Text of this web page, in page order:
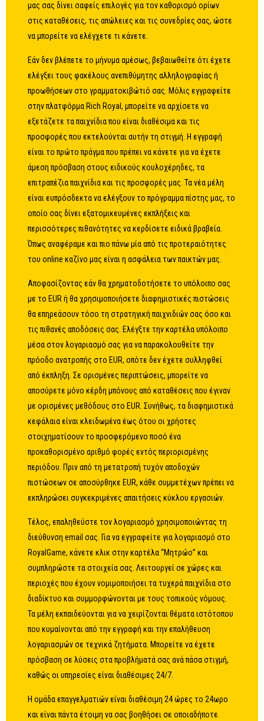
μας σας δίνει σαφείς επιλογές για τον καθορισμό ορίων
στις καταθέσεις, τις απώλειες και τις συνεδρίες σας, ώστε
να μπορείτε να ελέγχετε τι κάνετε.
Εάν δεν βλέπετε το μήνυμα αμέσως, βεβαιωθείτε ότι έχετε
ελέγξει τους φακέλους ανεπιθύμητης αλληλογραφίας ή
προωθήσεων στο γραμματοκιβώτιό σας. Μόλις εγγραφείτε
στην πλατφόρμα Rich Royal, μπορείτε να αρχίσετε να
εξετάζετε τα παιχνίδια που είναι διαθέσιμα και τις
προσφορές που εκτελούνται αυτήν τη στιγμή. Η εγγραφή
είναι το πρώτο πράγμα που πρέπει να κάνετε για να έχετε
άμεση πρόσβαση στους ειδικούς κουλοχέρηδες, τα
επιτραπέζια παιχνίδια και τις προσφορές μας. Τα νέα μέλη
είναι ευπρόσδεκτα να ελέγξουν το πρόγραμμα πίστης μας, το
οποίο σας δίνει εξατομικευμένες εκπλήξεις και
περισσότερες πιθανότητες να κερδίσετε ειδικά βραβεία.
Όπως αναφέραμε και πιο πάνω μία από τις προτεραιότητες
του online καζίνο μας είναι η ασφάλεια των παικτών μας.
Αποφασίζοντας εάν θα χρηματοδοτήσετε το υπόλοιπο σας
με το EUR ή θα χρησιμοποιήσετε διαφημιστικές πιστώσεις
θα επηρεάσουν τόσο τη στρατηγική παιχνιδιών σας όσο και
τις πιθανές αποδόσεις σας. Ελέγξτε την καρτέλα υπόλοιπο
μέσα στον λογαριασμό σας για να παρακολουθείτε την
πρόοδο ανατροπής στο EUR, οπότε δεν έχετε συλληφθεί
από έκπληξη. Σε ορισμένες περιπτώσεις, μπορείτε να
αποσύρετε μόνο κέρδη μπόνους από καταθέσεις που έγιναν
με ορισμένες μεθόδους στο EUR. Συνήθως, τα διαφημιστικά
κεφάλαια είναι κλειδωμένα έως ότου οι χρήστες
στοιχηματίσουν το προσφερόμενο ποσό ένα
προκαθορισμένο αριθμό φορές εντός περιορισμένης
περιόδου. Πριν από τη μετατροπή τυχόν αποδοχών
πιστώσεων σε αποσύρθηκε EUR, κάθε συμμετέχων πρέπει να
εκπληρώσει συγκεκριμένες απαιτήσεις κύκλου εργασιών.
Τέλος, επαληθεύστε τον λογαριασμό χρησιμοποιώντας τη
διεύθυνση email σας. Για να εγγραφείτε για λογαριασμό στο
RoyalGame, κάνετε κλικ στην καρτέλα “Μητρώο” και
συμπληρώστε τα στοιχεία σας. Λειτουργεί σε χώρες και
περιοχές που έχουν νομιμοποιήσει τα τυχερά παιχνίδια στο
διαδίκτυο και συμμορφώνονται με τους τοπικούς νόμους.
Τα μέλη εκπαιδεύονται για να χειρίζονται θέματα ιστότοπου
που κυμαίνονται από την εγγραφή και την επαλήθευση
λογαριασμών σε τεχνικά ζητήματα. Μπορείτε να έχετε
πρόσβαση σε λύσεις στα προβλήματά σας ανά πάσα στιγμή,
καθώς οι υπηρεσίες είναι διαθέσιμες 24/7.
Η ομάδα επαγγελματιών είναι διαθέσιμη 24 ώρες το 24ωρο
και είναι πάντα έτοιμη να σας βοηθήσει σε οποιαδήποτε